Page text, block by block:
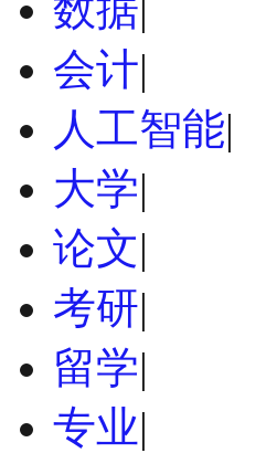
数据|
会计|
人工智能|
大学|
论文|
考研|
留学|
专业|